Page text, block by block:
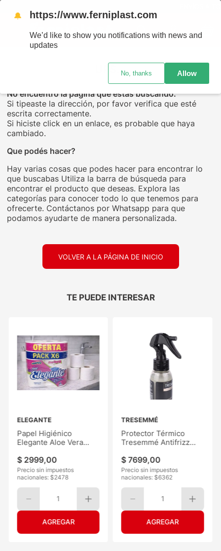
UPS...
No encuentro la página que estás buscando.
Si tipeaste la dirección, por favor verifica que esté
escrita correctamente.
Si hiciste click en un enlace, es probable que haya
cambiado.
Que podés hacer?
Hay varias cosas que podes hacer para encontrar lo
que buscabas Utiliza la barra de búsqueda para
encontrar el producto que deseas. Explora las
categorías para conocer todo lo que tenemos para
ofrecerte. Contáctanos por Whatsapp para que
podamos ayudarte de manera personalizada.
VOLVER A LA PÁGINA DE INICIO
TE PUEDE INTERESAR
ELEGANTE
Papel Higiénico
Elegante Aloe Vera
$ 2999,00
Precio sin impuestos
nacionales: $2478
1
TRESEMMÉ
Protector Térmico
Tresemmé Antifrizz
$ 7699,00
Precio sin impuestos
nacionales: $6362
1
🔔 https://www.ferniplast.com
We’d like to show you notifications with news and
updates
No, thanks Allow